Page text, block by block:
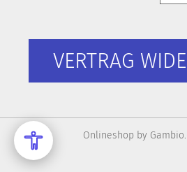
VERTRAG
Onlineshop by